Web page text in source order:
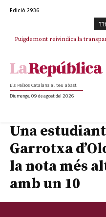
Edició 2936
Puigdemont reivindica la
Els Països Catalans al teu abast
Diumenge, 09 de agost del 2026
Una
Garrotxa
la nota més
amb un 10